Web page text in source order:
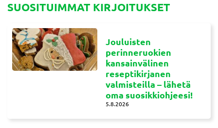
SUOSITUIMMAT KIRJOITUKSET
Jouluisten
perinneruokien
kansainvälinen
reseptikirjanen
valmisteilla – lähetä
oma suosikkiohjeesi!
5.8.2026